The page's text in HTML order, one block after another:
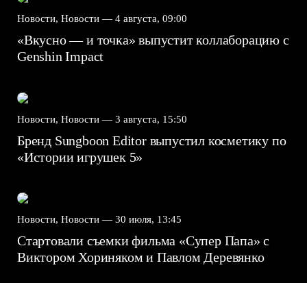
Новости, Новости — 4 августа, 09:00
«Вкусно — и точка» выпустит коллаборацию с
Genshin Impact⁠⁠
Новости, Новости — 3 августа, 15:50
Бренд Sungboon Editor выпустил косметику по
«Истории игрушек 5»
Новости, Новости — 30 июля, 13:45
Стартовали съемки фильма «Супер Папа» с
Виктором Хориняком и Павлом Деревянко